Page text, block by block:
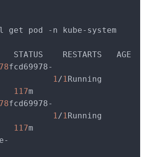
get pod -n kube-system
STATUS    RESTARTS   AGE
fcd69978-
1 /1
117m
fcd69978-
1 /1
117m